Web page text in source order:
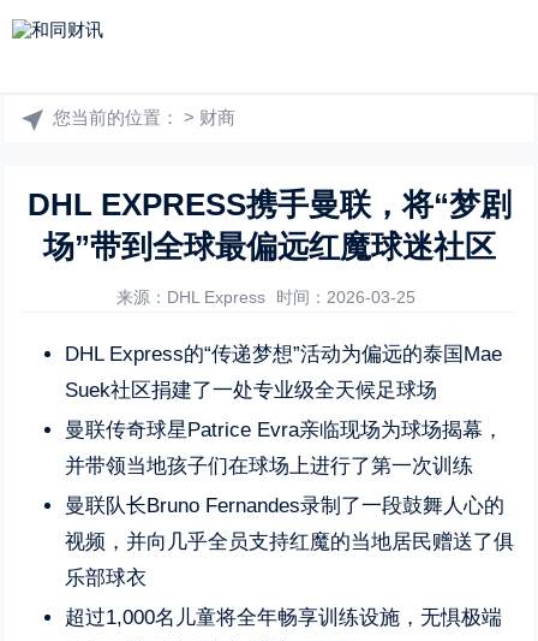
您当前的位置： > 财商
DHL EXPRESS携手曼联，将“梦剧
场”带到全球最偏远红魔球迷社区
来源：DHL Express 时间：2026-03-25
DHL Express的“传递梦想”活动为偏远的泰国Mae
Suek社区捐建了一处专业级全天候足球场
曼联传奇球星Patrice Evra亲临现场为球场揭幕，
并带领当地孩子们在球场上进行了第一次训练
曼联队长Bruno Fernandes录制了一段鼓舞人心的
视频，并向几乎全员支持红魔的当地居民赠送了俱
乐部球衣
超过1,000名儿童将全年畅享训练设施，无惧极端